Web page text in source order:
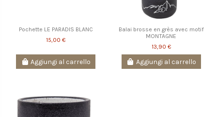
Pochette LE PARADIS BLANC
15,00 €
Aggiungi al carrello
Balai brosse en grès avec motif
MONTAGNE
13,90 €
Aggiungi al carrello